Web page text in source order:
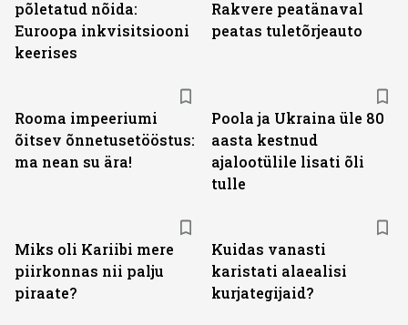
põletatud nõida:
Euroopa inkvisitsiooni
keerises
Rakvere peatänaval
peatas tuletõrjeauto
Rooma impeeriumi
õitsev õnnetusetööstus:
ma nean su ära!
Poola ja Ukraina üle 80
aasta kestnud
ajalootülile lisati õli
tulle
Miks oli Kariibi mere
piirkonnas nii palju
piraate?
Kuidas vanasti
karistati alaealisi
kurjategijaid?